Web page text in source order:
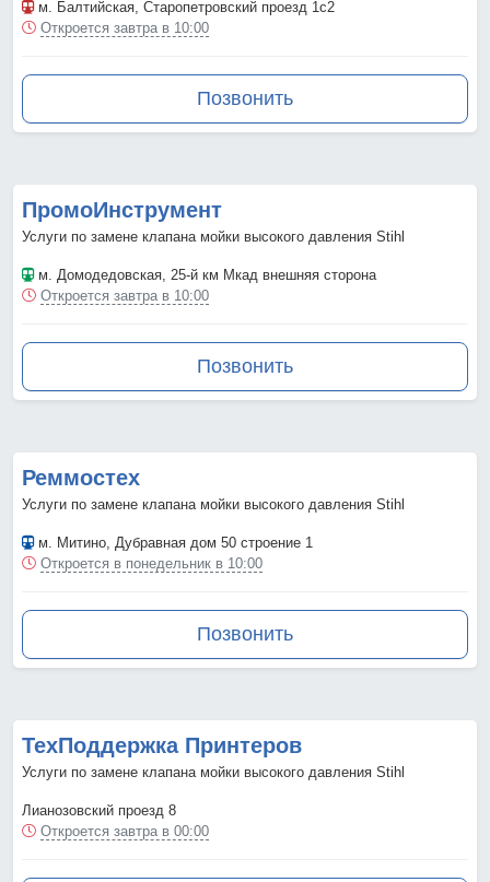
м. Балтийская, Старопетровский проезд 1с2
Откроется завтра в 10:00
Позвонить
ПромоИнструмент
Услуги по замене клапана мойки высокого давления Stihl
м. Домодедовская, 25-й км Мкад внешняя сторона
Откроется завтра в 10:00
Позвонить
Реммостех
Услуги по замене клапана мойки высокого давления Stihl
м. Митино, Дубравная дом 50 строение 1
Откроется в понедельник в 10:00
Позвонить
ТехПоддержка Принтеров
Услуги по замене клапана мойки высокого давления Stihl
Лианозовский проезд 8
Откроется завтра в 00:00